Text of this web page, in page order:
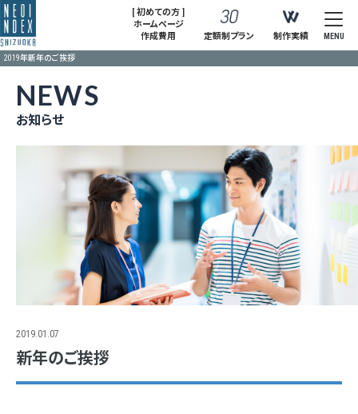
[ 初めての方 ]
ホームページ
作成費用
定額制プラン 制作実績 MENU
2019年新年のご挨拶
NEWS
お知らせ
2019.01.07
新年のご挨拶